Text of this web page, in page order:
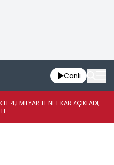
Canlı
4,1 MİLYAR TL NET KAR AÇIKLADI,